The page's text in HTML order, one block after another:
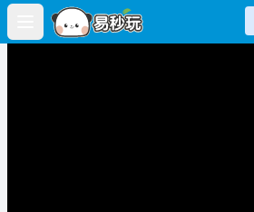
Open main menu